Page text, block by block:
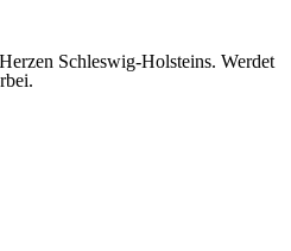
Schleswig-Holsteins. Werdet